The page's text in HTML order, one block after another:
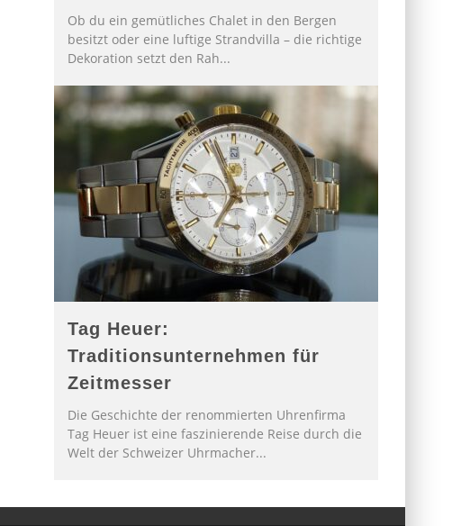
Ob du ein gemütliches Chalet in den Bergen
besitzt oder eine luftige Strandvilla – die richtige
Dekoration setzt den Rah...
Tag Heuer:
Traditionsunternehmen für
Zeitmesser
Die Geschichte der renommierten Uhrenfirma
Tag Heuer ist eine faszinierende Reise durch die
Welt der Schweizer Uhrmacher...